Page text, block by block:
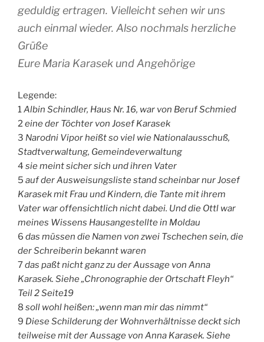
geduldig ertragen. Vielleicht sehen wir uns
auch einmal wieder. Also nochmals herzliche
Grüße
Eure Maria Karasek und Angehörige
Legende:
1 Albin Schindler, Haus Nr. 16, war von Beruf Schmied
2 eine der Töchter von Josef Karasek
3 Narodni Vipor heißt so viel wie Nationalausschuß,
Stadtverwaltung, Gemeindeverwaltung
4 sie meint sicher sich und ihren Vater
5 auf der Ausweisungsliste stand scheinbar nur Josef
Karasek mit Frau und Kindern, die Tante mit ihrem
Vater war offensichtlich nicht dabei. Und die Ottl war
meines Wissens Hausangestellte in Moldau
6 das müssen die Namen von zwei Tschechen sein, die
der Schreiberin bekannt waren
7das paßt nicht ganz zu der Aussage von Anna
Karasek. Siehe „Chronographie der Ortschaft Fleyh“
Teil 2 Seite19
8 soll wohl heißen: „wenn man mir das nimmt“
9 Diese Schilderung der Wohnverhältnisse deckt sich
teilweise mit der Aussage von Anna Karasek. Siehe